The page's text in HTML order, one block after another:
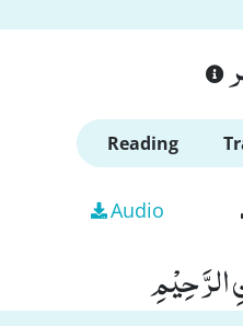
Reading
Audio
الرَّحِیْمِ